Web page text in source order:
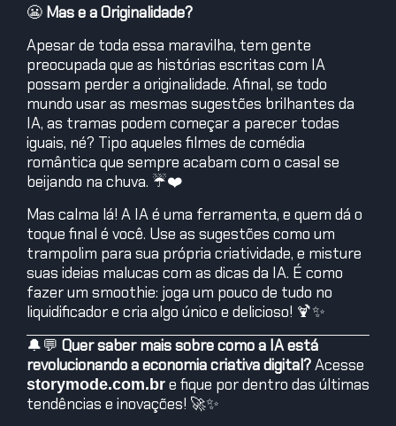
😬 Mas e a Originalidade?
Apesar de toda essa maravilha, tem gente
preocupada que as histórias escritas com IA
possam perder a originalidade. Afinal, se todo
mundo usar as mesmas sugestões brilhantes da
IA, as tramas podem começar a parecer todas
iguais, né? Tipo aqueles filmes de comédia
romântica que sempre acabam com o casal se
beijando na chuva. ☔❤️
Mas calma lá! A IA é uma ferramenta, e quem dá o
toque final é você. Use as sugestões como um
trampolim para sua própria criatividade, e misture
suas ideias malucas com as dicas da IA. É como
fazer um smoothie: joga um pouco de tudo no
liquidificador e cria algo único e delicioso! 🍹✨
🔔💬 Quer saber mais sobre como a IA está
revolucionando a economia criativa digital?Acesse
storymode.com.br e fique por dentro das últimas
tendências e inovações! 🚀✨